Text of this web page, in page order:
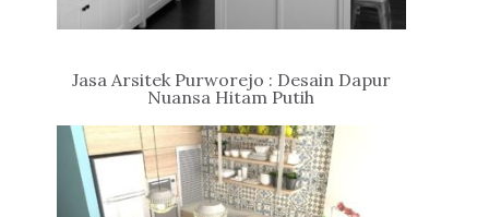
Jasa Arsitek Purworejo : Desain Dapur
Nuansa Hitam Putih